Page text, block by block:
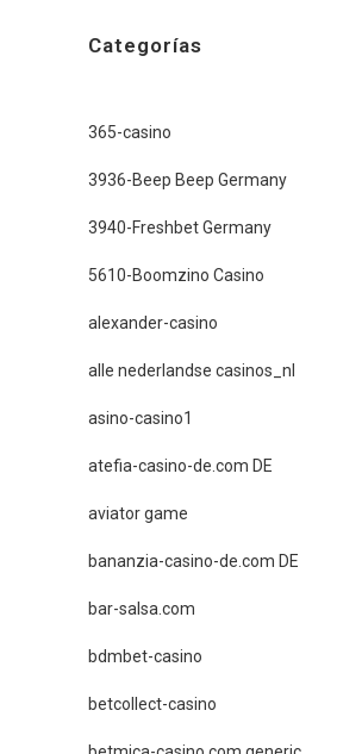
Categorías
365-casino
3936-Beep Beep Germany
3940-Freshbet Germany
5610-Boomzino Casino
alexander-casino
alle nederlandse casinos_nl
asino-casino1
atefia-casino-de.com DE
aviator game
bananzia-casino-de.com DE
bar-salsa.com
bdmbet-casino
betcollect-casino